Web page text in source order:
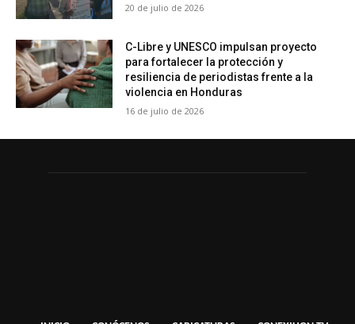
20 de julio de 2026
C-Libre y UNESCO impulsan proyecto
para fortalecer la protección y
resiliencia de periodistas frente a la
violencia en Honduras
16 de julio de 2026